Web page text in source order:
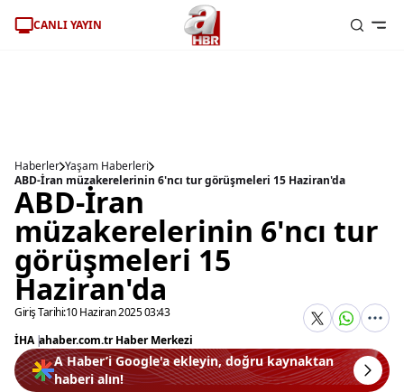
CANLI YAYIN
Haberler Yaşam Haberleri
ABD-İran müzakerelerinin 6'ncı tur görüşmeleri 15 Haziran'da
ABD-İran
müzakerelerinin 6'ncı tur
görüşmeleri 15
Haziran'da
Giriş Tarihi:10 Haziran 2025 03:43
İHA |ahaber.com.tr Haber Merkezi
A Haber’i Google'a ekleyin, doğru kaynaktan
haberi alın!